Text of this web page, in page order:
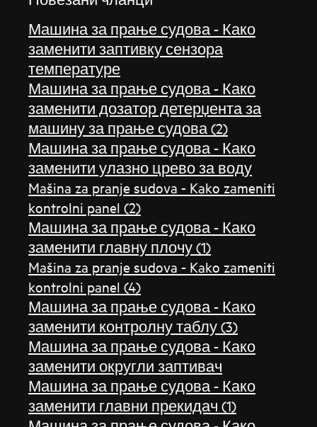
Машина за прање судова - Како
заменити заптивку сензора
температуре
Машина за прање судова - Како
заменити дозатор детерџента за
машину за прање судова (2)
Машина за прање судова - Како
заменити улазно црево за воду
Mašina za pranje sudova - Kako zameniti
kontrolni panel (2)
Машина за прање судова - Како
заменити главну плочу (1)
Mašina za pranje sudova - Kako zameniti
kontrolni panel (4)
Машина за прање судова - Како
заменити контролну таблу (3)
Машина за прање судова - Како
заменити округли заптивач
Машина за прање судова - Како
заменити главни прекидач (1)